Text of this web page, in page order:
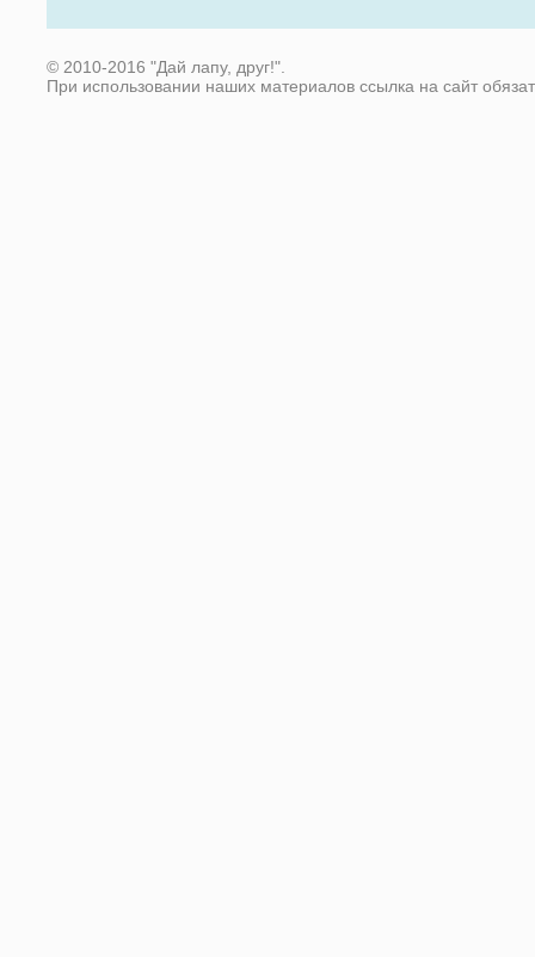
© 2010-2016 "Дай лапу, друг!".
При использовании наших материалов ссылка на сайт